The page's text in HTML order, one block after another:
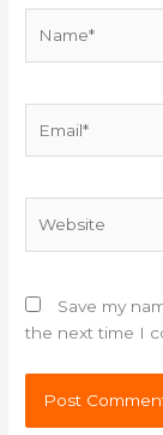
Save my
the next time I